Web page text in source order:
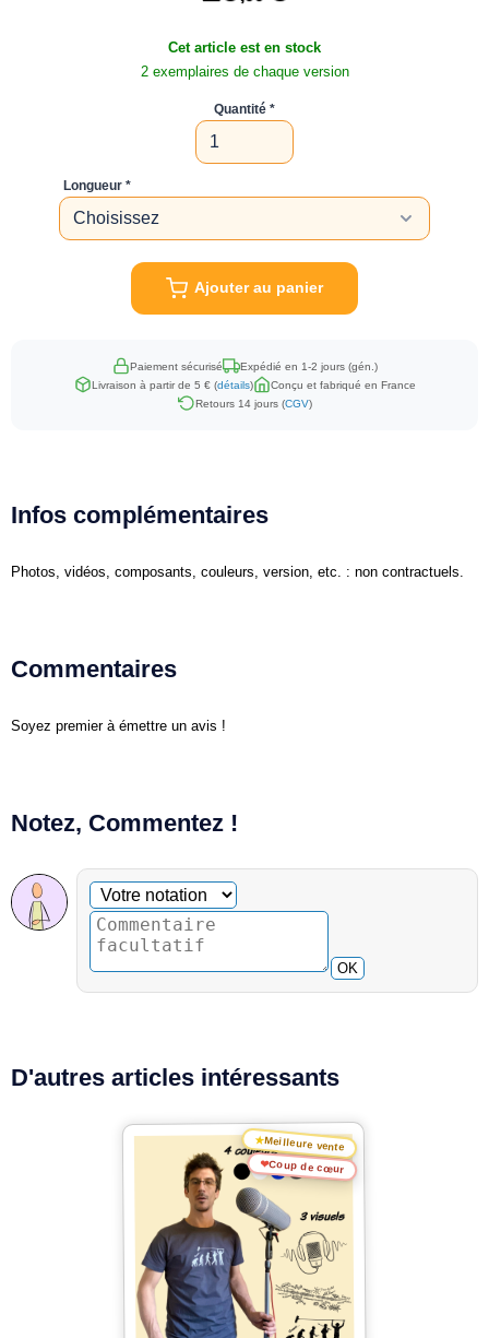
Cet article est en stock
2 exemplaires de chaque version
Quantité
Longueur
Ajouter au panier
Paiement sécurisé
Expédié en 1-2 jours (gén.)
Livraison à partir de 5 € (détails)
Conçu et fabriqué en France
Retours 14 jours (CGV)
Infos complémentaires
Photos, vidéos, composants, couleurs, version, etc. : non contractuels.
Commentaires
Soyez premier à émettre un avis !
Notez, Commentez !
Commentaire facultatif
Votre notation
OK
D'autres articles intéressants
★Meilleure vente
❤Coup de cœur